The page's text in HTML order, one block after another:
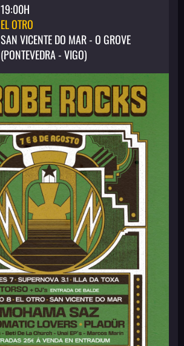
19:00H
EL OTRO
SAN VICENTE DO MAR - O GROVE
(PONTEVEDRA - VIGO)